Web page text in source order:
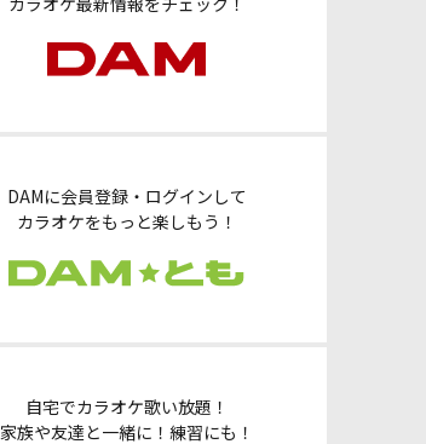
カラオケ最新情報をチェック！
DAMに会員登録・ログインして
カラオケをもっと楽しもう！
自宅でカラオケ歌い放題！
家族や友達と一緒に！練習にも！